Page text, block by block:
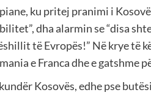
ku pritej pranimi i
dha alarmin se “disa
të Evropës!” Në krye të
e Franca dhe e gatshme
Kosovës, edhe pse